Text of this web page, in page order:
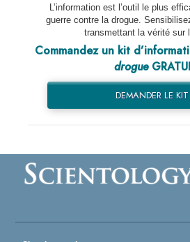
L’information est l’outil le plus
guerre contre la drogue.
transmettant la vérité sur
Commandez un kit
drogue
DEMANDER LE